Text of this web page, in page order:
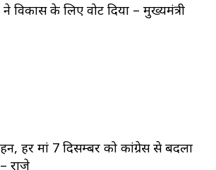
ने विकास के लिए वोट दिया – मुख्यमंत्री
हर मां 7 दिसम्बर को कांग्रेस से बदला
राजे